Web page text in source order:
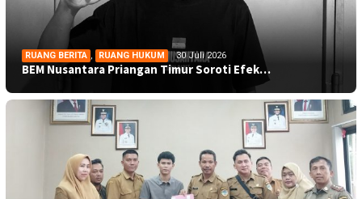
RUANG BERITA , RUANG HUKUM 30 Juli 2026
BEM Nusantara Priangan Timur Soroti Efek…